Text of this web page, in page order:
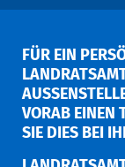
FÜR EIN
ORAB EINEN
IE DIES BEI